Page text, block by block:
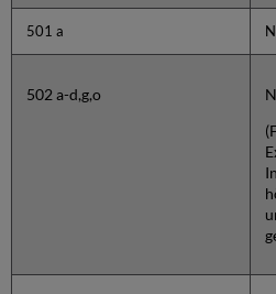
501 a
502 a-d,g,o